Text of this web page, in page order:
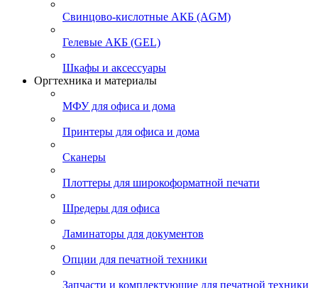
Свинцово-кислотные АКБ (AGM)
Гелевые АКБ (GEL)
Шкафы и аксессуары
Оргтехника и материалы
МФУ для офиса и дома
Принтеры для офиса и дома
Сканеры
Плоттеры для широкоформатной печати
Шредеры для офиса
Ламинаторы для документов
Опции для печатной техники
Запчасти и комплектующие для печатной техники